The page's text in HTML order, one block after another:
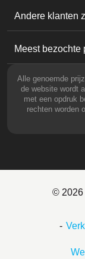
Andere klanten
Meest bezochte
Alle genoemde
de website wordt
met een opdruk
rechten worden
© 2026